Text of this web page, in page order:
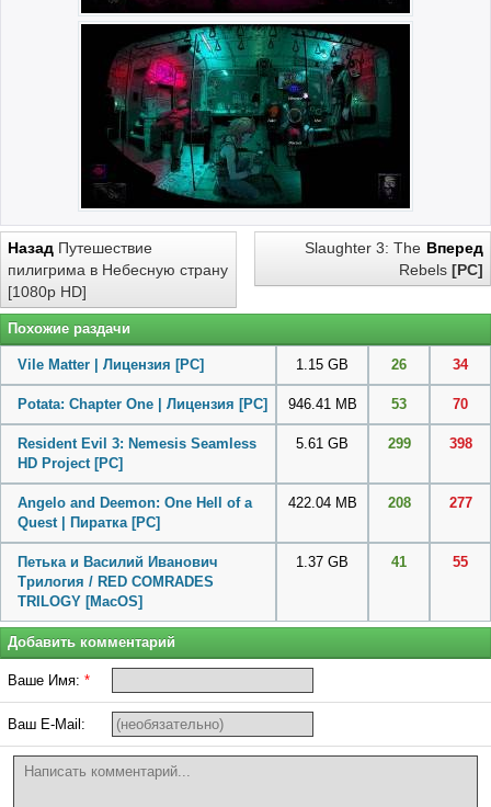
Назад Путешествие
пилигрима в Небесную страну
[1080p HD]
Вперед
Slaughter 3: The
Rebels [PC]
Похожие раздачи
Vile Matter | Лицензия [PC] 1.15 GB 26 34
Potata: Chapter One | Лицензия [PC] 946.41 MB 53 70
Resident Evil 3: Nemesis Seamless
HD Project [PC]
5.61 GB 299 398
Angelo and Deemon: One Hell of a
Quest | Пиратка [PC]
422.04 MB 208 277
Петька и Василий Иванович
Трилогия / RED COMRADES
TRILOGY [MacOS]
1.37 GB 41 55
Добавить комментарий
Ваше Имя: *
Ваш E-Mail: